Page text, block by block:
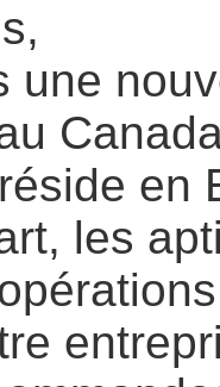
une
en
les